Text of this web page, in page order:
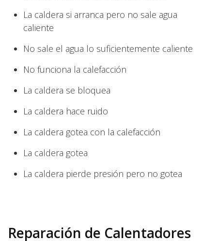
La caldera si arranca pero no sale agua
caliente
No sale el agua lo suficientemente caliente
No funciona la calefacción
La caldera se bloquea
La caldera hace ruido
La caldera gotea con la calefacción
La caldera gotea
La caldera pierde presión pero no gotea
Reparación de Calentadores